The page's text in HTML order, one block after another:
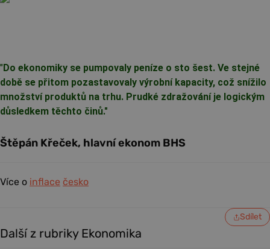
" Do ekonomiky se pumpovaly peníze o sto šest. Ve stejné
době se přitom pozastavovaly výrobní kapacity, což snížilo
množství produktů na trhu. Prudké zdražování je logickým
důsledkem těchto činů."
Štěpán Křeček, hlavní ekonom BHS
Více o inflace česko
Sdílet
Další z rubriky Ekonomika